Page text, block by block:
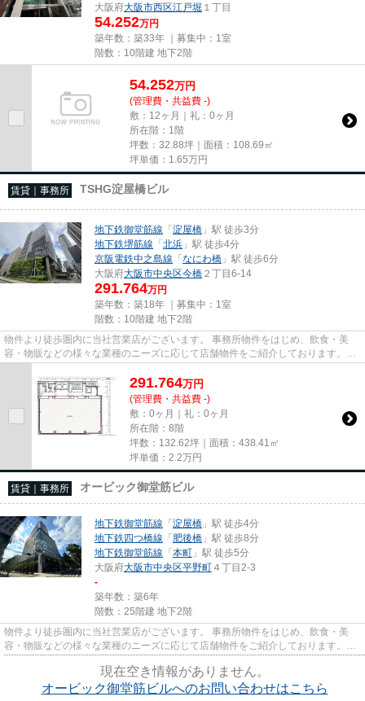
大阪府大阪市西区江戸堀 １丁目
54.252万円
築年数：築33年 ｜募集中： 1室
階数：10階建 地下2階
54.252万円
(管理費・共益費 -)
敷：12ヶ月｜礼：0ヶ月
所在階：1階
坪数：32.88坪｜面積：108.69㎡
坪単価： 1.65万円
賃貸｜事務所 TSHG淀屋橋ビル
地下鉄御堂筋線 「淀屋橋 」駅 徒歩3分
地下鉄堺筋線 「北浜 」駅 徒歩4分
京阪電鉄中之島線 「なにわ橋 」駅 徒歩6分
大阪府大阪市中央区今橋 ２丁目6-14
291.764万円
築年数：築18年 ｜募集中： 1室
階数：10階建 地下2階
物件より徒歩圏内に当社営業店がございます。 事務所物件をはじめ、飲食・美
容・物販などの様々な業種のニーズに応じて店舗物件をご紹介しております。
尚、弊社ではおとり広告は一切...
291.764万円
(管理費・共益費 -)
敷：0ヶ月｜礼：0ヶ月
所在階：8階
坪数：132.62坪｜面積：438.41㎡
坪単価： 2.2万円
賃貸｜事務所 オービック御堂筋ビル
地下鉄御堂筋線 「淀屋橋 」駅 徒歩4分
地下鉄四つ橋線 「肥後橋 」駅 徒歩8分
地下鉄御堂筋線 「本町 」駅 徒歩5分
大阪府大阪市中央区平野町 ４丁目2-3
-
築年数：築6年
階数：25階建 地下2階
物件より徒歩圏内に当社営業店がございます。 事務所物件をはじめ、飲食・美
容・物販などの様々な業種のニーズに応じて店舗物件をご紹介しております。
尚、弊社ではおとり広告は一切...
現在空き情報がありません。
オービック御堂筋ビルへのお問い合わせはこちら